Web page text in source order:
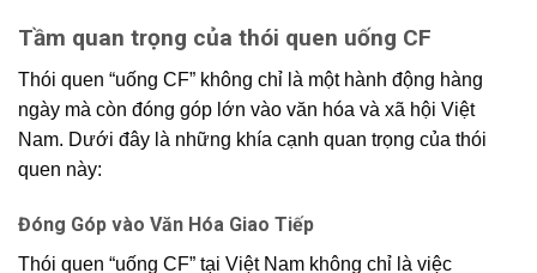
Tầm quan trọng của thói quen uống CF
Thói quen “uống CF” không chỉ là một hành động hàng
ngày mà còn đóng góp lớn vào văn hóa và xã hội Việt
Nam. Dưới đây là những khía cạnh quan trọng của thói
quen này:
Đóng Góp vào Văn Hóa Giao Tiếp
Thói quen “uống CF” tại Việt Nam không chỉ là việc